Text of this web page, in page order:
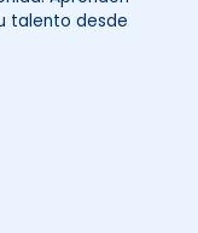
talento desde